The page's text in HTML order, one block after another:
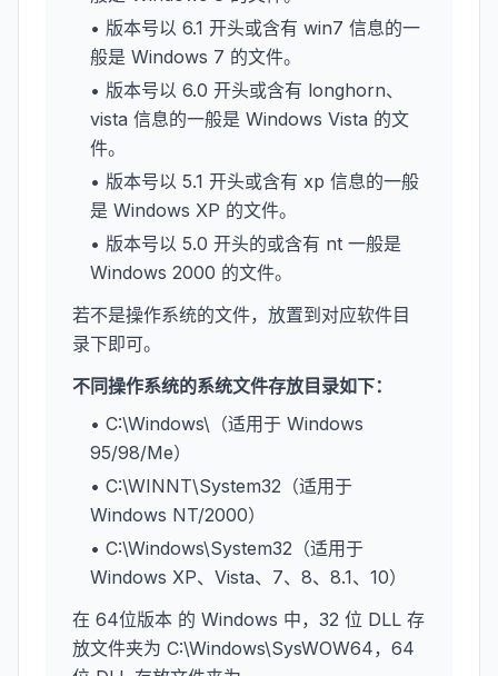
• 版本号以 6.1 开头或含有 win7 信息的一
般是 Windows 7 的文件。
• 版本号以 6.0 开头或含有 longhorn、
vista 信息的一般是 Windows Vista 的文
件。
• 版本号以 5.1 开头或含有 xp 信息的一般
是 Windows XP 的文件。
• 版本号以 5.0 开头的或含有 nt 一般是
Windows 2000 的文件。
若不是操作系统的文件，放置到对应软件目
录下即可。
不同操作系统的系统文件存放目录如下：
• C:\Windows\（适用于 Windows
95/98/Me）
• C:\WINNT\System32（适用于
Windows NT/2000）
• C:\Windows\System32（适用于
Windows XP、Vista、7、8、8.1、10）
在 64位版本 的 Windows 中，32 位 DLL 存
放文件夹为 C:\Windows\SysWOW64，64